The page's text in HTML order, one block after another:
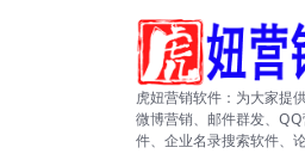
虎妞营销软件：为大家提
微博营销、邮件群发、
件、企业名录搜索软件、